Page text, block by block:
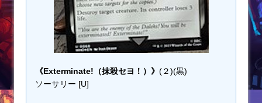
《Exterminate!（抹殺セヨ！）》 (２)(黒)
ソーサリー [U]